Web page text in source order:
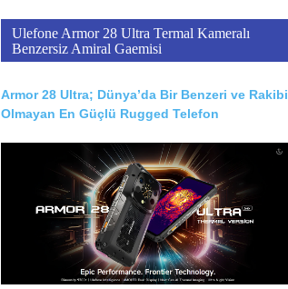
Ulefone Armor 28 Ultra Termal Kameralı
Benzersiz Amiral Gaemisi
Armor 28 Ultra; Dünya’da Bir Benzeri ve Rakibi
Olmayan En Güçlü Rugged Telefon